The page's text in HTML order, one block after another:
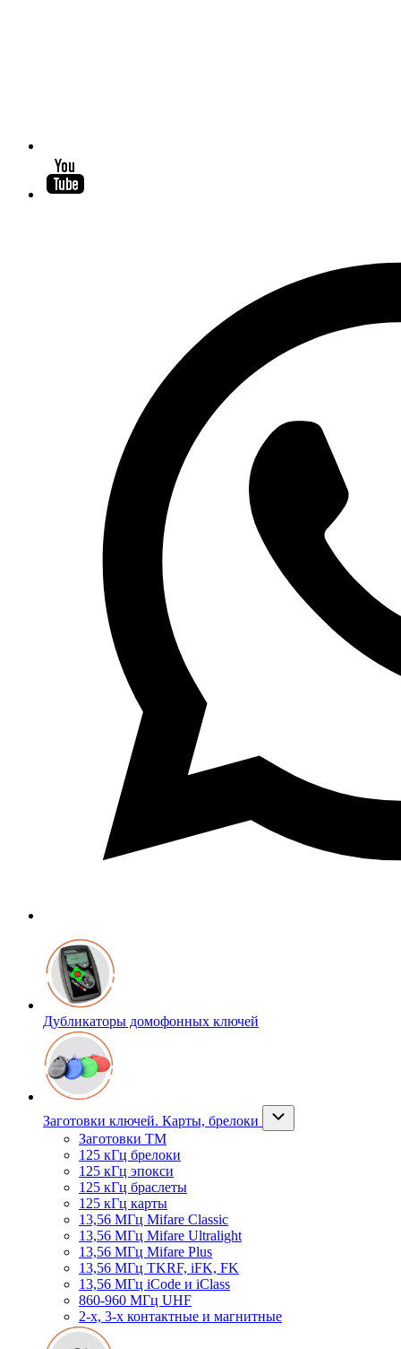
Дубликаторы домофонных ключей
Заготовки ключей. Карты, брелоки
Заготовки ТМ
125 кГц брелоки
125 кГц эпокси
125 кГц браслеты
125 кГц карты
13,56 МГц Mifare Classic
13,56 МГц Mifare Ultralight
13,56 МГц Mifare Plus
13,56 МГц TKRF, iFK, FK
13,56 МГц iCode и iClass
860-960 МГц UHF
2-х, 3-х контактные и магнитные